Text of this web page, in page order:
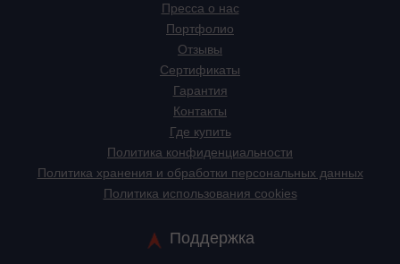
Пресса о нас
Портфолио
Отзывы
Сертификаты
Гарантия
Контакты
Где купить
Политика конфиденциальности
Политика хранения и обработки персональных данных
Политика использования cookies
Поддержка